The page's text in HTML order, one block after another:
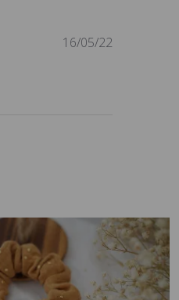
Date
16/05/22